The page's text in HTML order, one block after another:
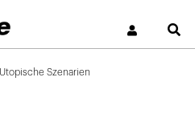
Utopische Szenarien